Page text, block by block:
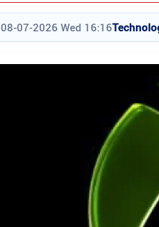
08-07-2026 Wed 16:16